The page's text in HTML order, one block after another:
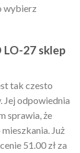
wybierz
27 sklep
tak czesto
Jej odpowiednia
sprawia, że
Już
51.00 zł za